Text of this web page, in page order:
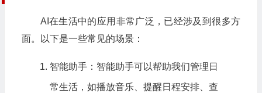
AI在生活中的应用非常广泛，已经涉及到很多方
面。以下是一些常见的场景：
智能助手：智能助手可以帮助我们管理日
常生活，如播放音乐、提醒日程安排、查